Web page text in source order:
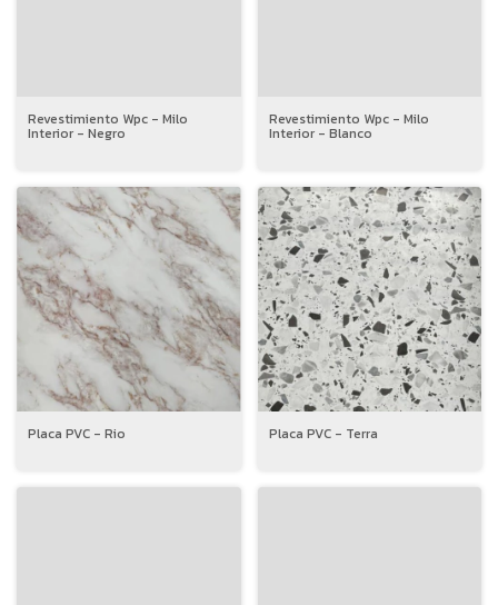
Revestimiento Wpc - Milo
Interior - Negro
Revestimiento Wpc - Milo
Interior - Blanco
Placa PVC - Rio Placa PVC - Terra